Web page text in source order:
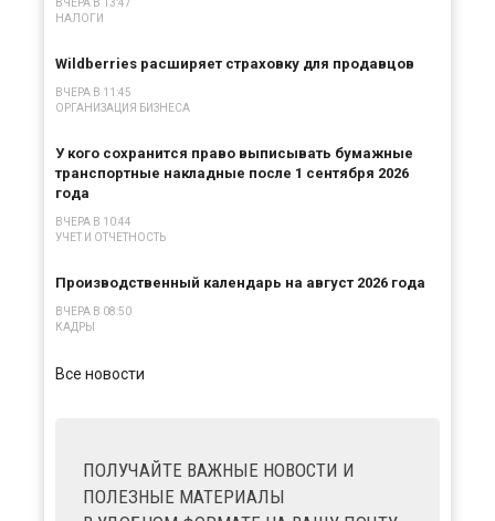
ВЧЕРА В 13:47
НАЛОГИ
Wildberries расширяет страховку для продавцов
ВЧЕРА В 11:45
ОРГАНИЗАЦИЯ БИЗНЕСА
У кого сохранится право выписывать бумажные
транспортные накладные после 1 сентября 2026
года
ВЧЕРА В 10:44
УЧЕТ И ОТЧЕТНОСТЬ
Производственный календарь на август 2026 года
ВЧЕРА В 08:50
КАДРЫ
Все новости
ПОЛУЧАЙТЕ ВАЖНЫЕ НОВОСТИ И
ПОЛЕЗНЫЕ МАТЕРИАЛЫ